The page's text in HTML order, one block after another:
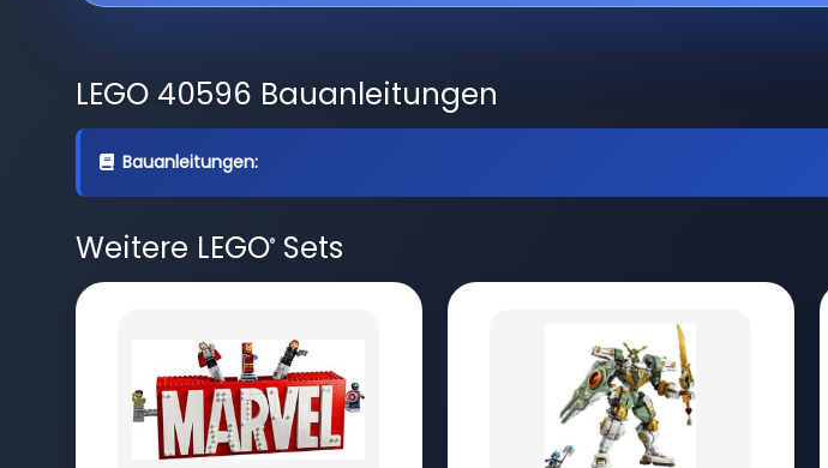
LEGO 40596 Bauanleitungen
Bauanleitungen:
Weitere LEGO®Sets